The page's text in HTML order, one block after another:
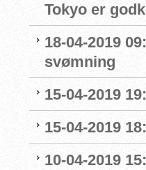
Tokyo er
18-04-2019
svømning
15-04-2019
15-04-2019
10-04-2019